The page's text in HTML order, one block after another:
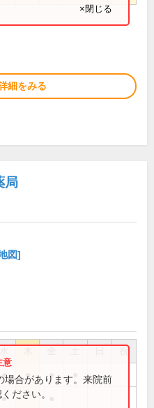
×閉じる
細をみる
局
図]
祝
● ● ●
●
場合があります。来院前
ださい。